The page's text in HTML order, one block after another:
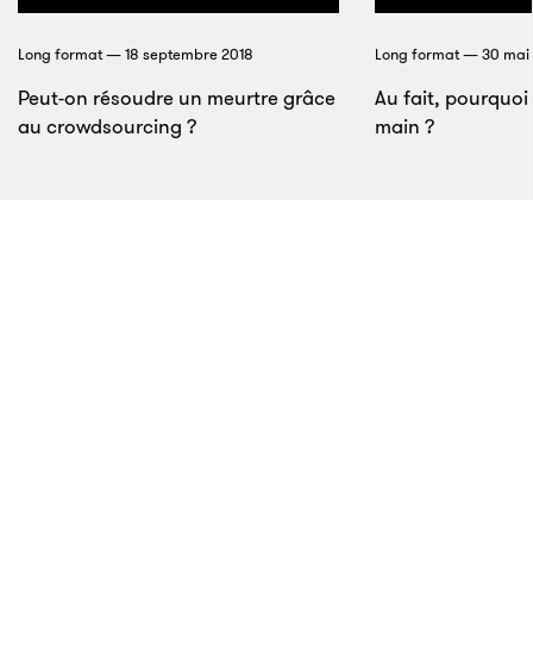
Au bord du fleuve
Long format — 18 septembre 2018
Peut-on résoudre un meurtre grâce
au crowdsourcing ?
Long format — 30 mai
Au fait, pourquoi
main ?